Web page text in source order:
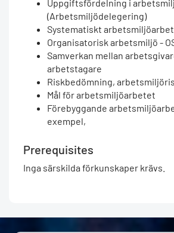
Uppgiftsfördelning i
(Arbetsmiljödelegering)
Systematiskt
Organisatorisk arbetsmiljö -
Samverkan mellan
arbetstagare
Riskbedömning,
Mål för arbetsmiljöarbetet
Förebyggande
exempel,
Prerequisites
Inga särskilda förkunskaper krävs.